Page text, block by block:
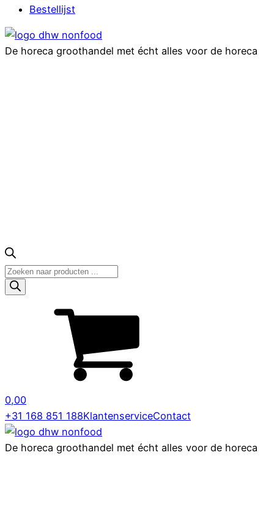
Bestellijst
De horeca groothandel met écht alles voor de horeca
Producten
zoeken
0,00
+31 168 851 188KlantenserviceContact
De horeca groothandel met écht alles voor de horeca